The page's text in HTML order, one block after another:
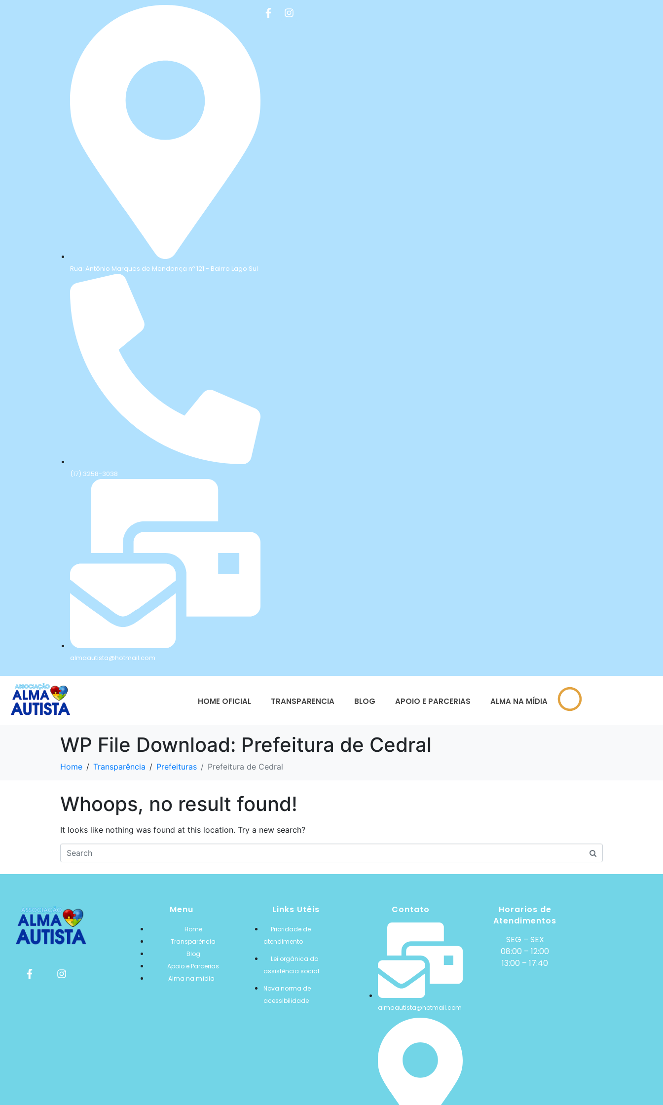
Rua: Antônio Marques de Mendonça nº 121 - Bairro Lago Sul
(17) 3258-3038
almaautista@hotmail.com
HOME OFICIAL TRANSPARENCIA BLOG APOIO E PARCERIAS ALMA NA MÍDIA
WP File Download: Prefeitura de Cedral
Home Transparência Prefeituras Prefeitura de Cedral
Whoops, no result found!
It looks like nothing was found at this location. Try a new search?
Menu
Home
Transparência
Blog
Apoio e Parcerias
Alma na mídia
Links Utéis
Prioridade de
atendimento
Lei orgânica da
assistência social
Nova norma de
acessibilidade
Contato
almaautista@hotmail.com
Horarios de
Atendimentos
SEG – SEX
08:00 – 12:00
13:00 – 17:40